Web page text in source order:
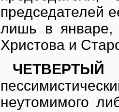
председателей
лишь в январе,
Христова и
неутомимого